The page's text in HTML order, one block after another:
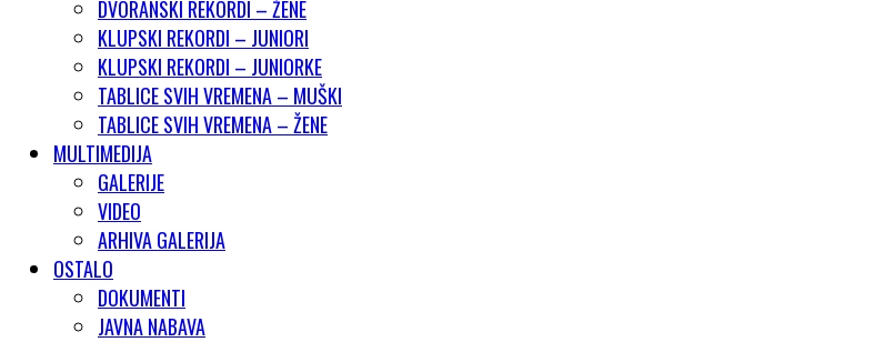
DVORANSKI REKORDI – ŽENE
KLUPSKI REKORDI – JUNIORI
KLUPSKI REKORDI – JUNIORKE
TABLICE SVIH VREMENA – MUŠKI
TABLICE SVIH VREMENA – ŽENE
MULTIMEDIJA
GALERIJE
VIDEO
ARHIVA GALERIJA
OSTALO
DOKUMENTI
JAVNA NABAVA